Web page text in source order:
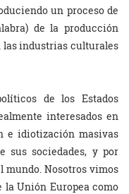
un proceso de
de la producción
las industrias culturales
de los Estados
interesados en
e idiotización masivas
sus sociedades, y por
mundo. Nosotros vimos
la Unión Europea como